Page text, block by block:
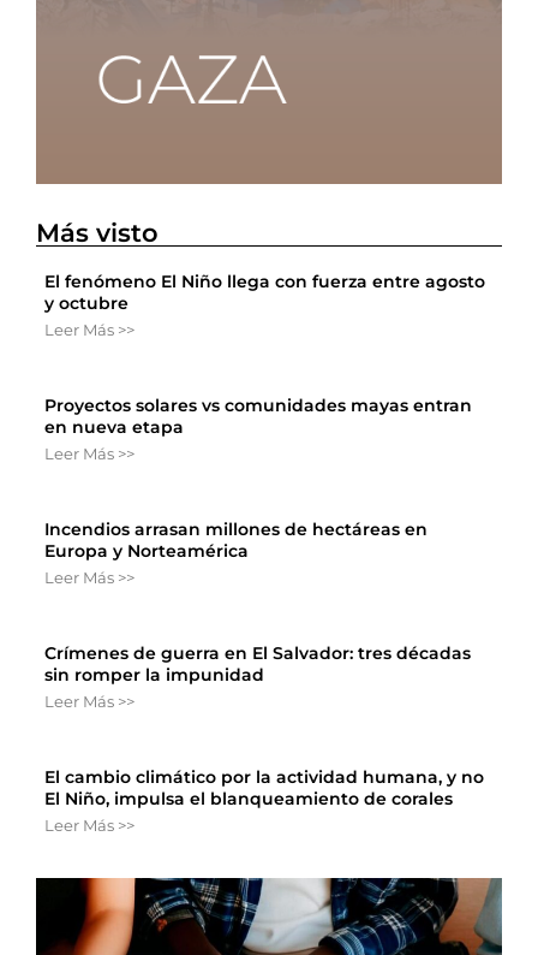
Más visto
El fenómeno El Niño llega con fuerza entre agosto
y octubre
Leer Más >>
Proyectos solares vs comunidades mayas entran
en nueva etapa
Leer Más >>
Incendios arrasan millones de hectáreas en
Europa y Norteamérica
Leer Más >>
Crímenes de guerra en El Salvador: tres décadas
sin romper la impunidad
Leer Más >>
El cambio climático por la actividad humana, y no
El Niño, impulsa el blanqueamiento de corales
Leer Más >>